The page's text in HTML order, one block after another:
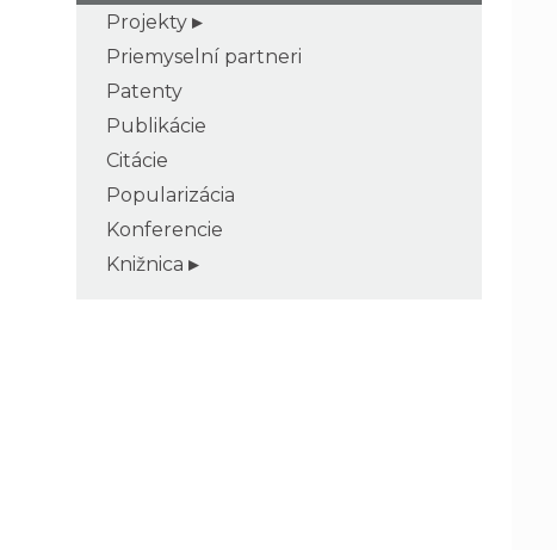
Projekty
Priemyselní partneri
Patenty
Publikácie
Citácie
Popularizácia
Konferencie
Knižnica